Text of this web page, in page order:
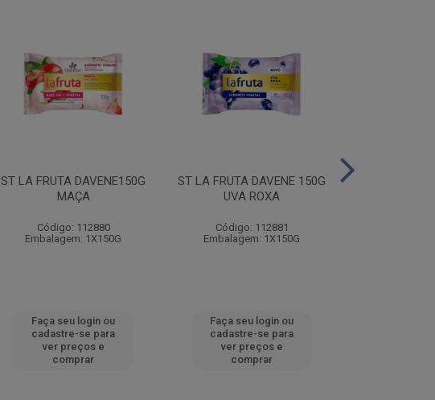
ST LA FRUTA DAVENE150G
MAÇA
Código: 112880
Embalagem: 1X150G
Faça seu login ou
cadastre-se para
ver preços e
comprar
ST LA FRUTA DAVENE 150G
UVA ROXA
Código: 112881
Embalagem: 1X150G
Faça seu login ou
cadastre-se para
ver preços e
comprar